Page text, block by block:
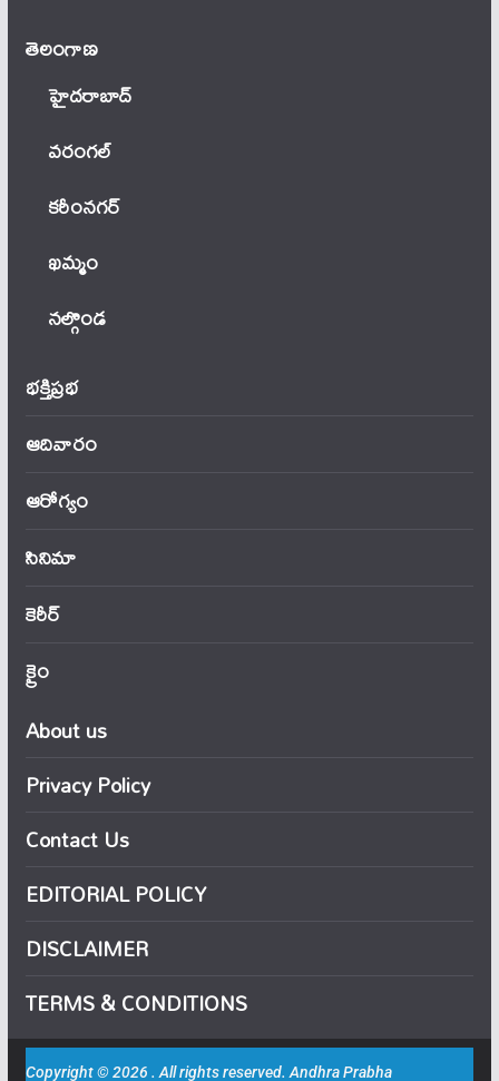
తెలంగాణ‌
హైదరాబాద్
వ‌రంగ‌ల్
కరీంనగర్
ఖ‌మ్మం
నల్గొండ
భక్తిప్రభ
ఆదివారం
ఆరోగ్యం
సినిమా
కెరీర్
క్రైం
About us
Privacy Policy
Contact Us
EDITORIAL POLICY
DISCLAIMER
TERMS & CONDITIONS
Copyright © 2026 . All rights reserved. Andhra Prabha